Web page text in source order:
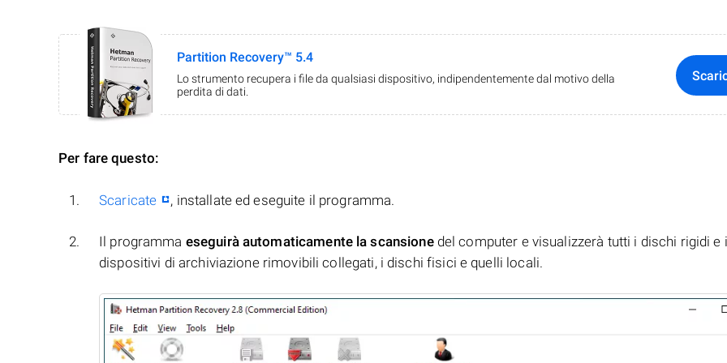
Partition Recovery™ 5.4
Lo strumento recupera i file da qualsiasi dispositivo, indipendentemente dal motivo della
perdita di dati.
Per fare questo:
Scaricate , installate ed eseguite il programma.
Il programma eseguirà automaticamente la scansionedel computer e visualizzerà tutti i dischi rigidi e i
dispositivi di archiviazione rimovibili collegati, i dischi fisici e quelli locali.